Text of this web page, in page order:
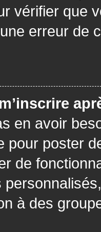
vérifier que
erreur de
en avoir
pour poster
de
à des